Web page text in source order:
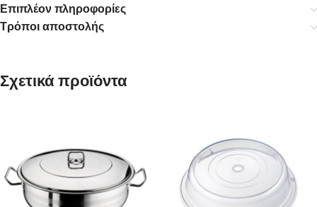
Επιπλέον πληροφορίες
Τρόποι αποστολής
Σχετικά προϊόντα